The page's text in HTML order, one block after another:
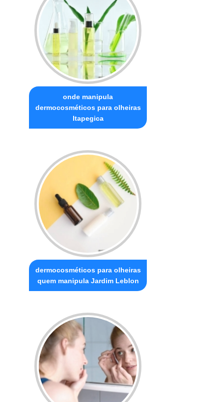
onde manipula
dermocosméticos para olheiras
Itapegica
dermocosméticos para olheiras
quem manipula Jardim Leblon